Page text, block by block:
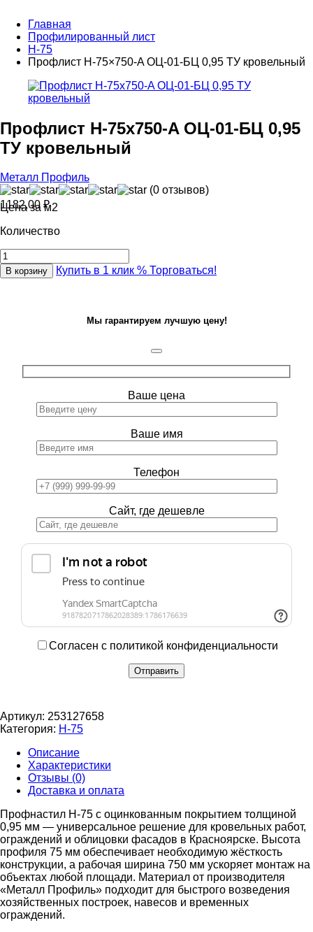
Главная
Профилированный лист
Н-75
Профлист Н-75×750-A ОЦ-01-БЦ 0,95 ТУ кровельный
Профлист Н-75x750-A ОЦ-01-БЦ 0,95
ТУ кровельный
Металл Профиль
(0 отзывов)
1182,00 ₽
Цена за м2
Количество
В корзину Купить в 1 клик % Торговаться!
Мы гарантируем лучшую цену!
Ваше цена
Ваше имя
Телефон
Сайт, где дешевле
Согласен с политикой конфиденциальности
Артикул: 253127658
Категория: Н-75
Описание
Характеристики
Отзывы (0)
Доставка и оплата
Профнастил Н-75 с оцинкованным покрытием толщиной
0,95 мм — универсальное решение для кровельных работ,
ограждений и облицовки фасадов в Красноярске. Высота
профиля 75 мм обеспечивает необходимую жёсткость
конструкции, а рабочая ширина 750 мм ускоряет монтаж на
объектах любой площади. Материал от производителя
«Металл Профиль» подходит для быстрого возведения
хозяйственных построек, навесов и временных
ограждений.